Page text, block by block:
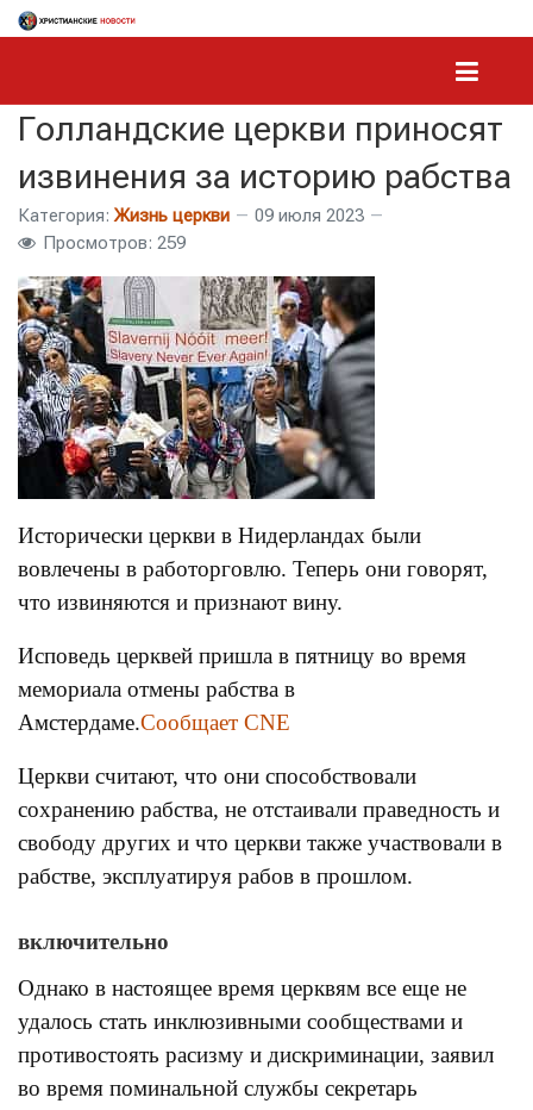
Голландские церкви приносят
извинения за историю рабства
Категория: Жизнь церкви
09 июля 2023
Просмотров: 259
Исторически церкви в Нидерландах были
вовлечены в работорговлю. Теперь они говорят,
что извиняются и признают вину.
Исповедь церквей пришла в пятницу во время
мемориала отмены рабства в
Амстердаме.Сообщает CNE
Церкви считают, что они способствовали
сохранению рабства, не отстаивали праведность и
свободу других и что церкви также участвовали в
рабстве, эксплуатируя рабов в прошлом.
включительно
Однако в настоящее время церквям все еще не
удалось стать инклюзивными сообществами и
противостоять расизму и дискриминации, заявил
во время поминальной службы секретарь